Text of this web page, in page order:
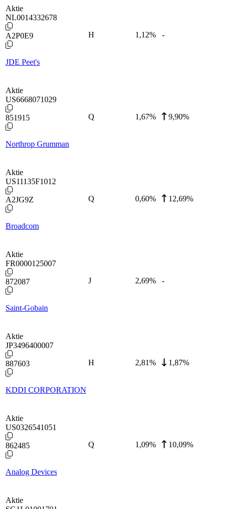
Aktie
NL0014332678
A2P0E9
JDE Peet's
H 1,12% -
Aktie
US6668071029
851915
Northrop Grumman
Q 1,67% 9,90%
Aktie
US11135F1012
A2JG9Z
Broadcom
Q 0,60% 12,69%
Aktie
FR0000125007
872087
Saint-Gobain
J 2,69% -
Aktie
JP3496400007
887603
KDDI CORPORATION
H 2,81% 1,87%
Aktie
US0326541051
862485
Analog Devices
Q 1,09% 10,09%
Aktie